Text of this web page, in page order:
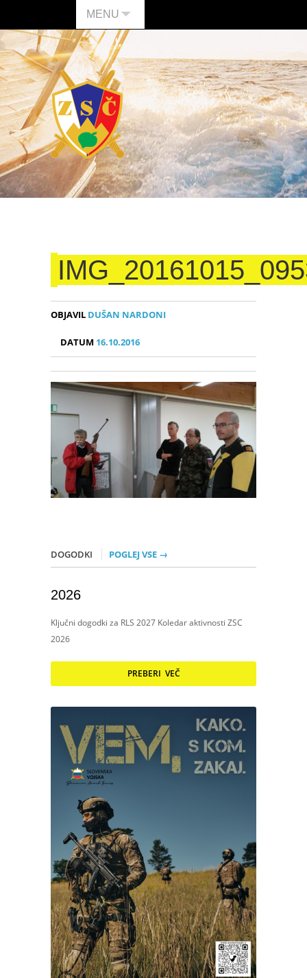
MENU
OBJAVIL DUŠAN NARDONI
DATUM 16.10.2016
DOGODKI POGLEJ VSE →
2026
Ključni dogodki za RLS 2027 Koledar aktivnosti ZSC
2026
PREBERI VEČ